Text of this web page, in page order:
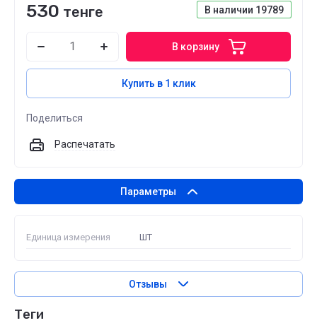
В наличии 19789
530 тенге
В корзину
Купить в 1 клик
Поделиться
Распечатать
Параметры
Единица измерения ШТ
Отзывы
теги